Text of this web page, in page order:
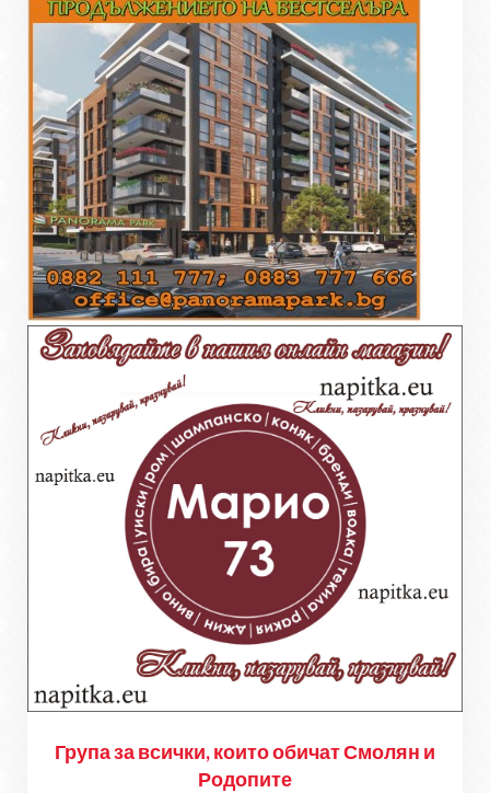
Група за всички, които обичат Смолян и
Родопите